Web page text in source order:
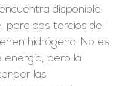
disponible
pero dos tercios del
hidrógeno. No es
energía, pero la
las